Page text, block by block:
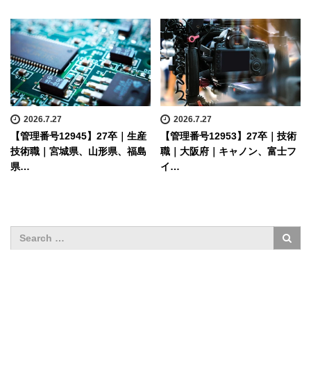
2026.7.27
【管理番号12945】27卒｜生産
技術職｜宮城県、山形県、福島
県…
2026.7.27
【管理番号12953】27卒｜技術
職｜大阪府｜キャノン、富士フ
イ…